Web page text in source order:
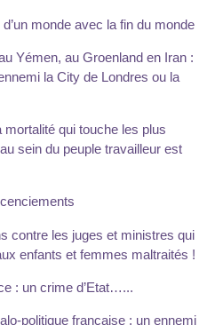
monde avec la fin du monde
Yémen, au Groenland en Iran :
la City de Londres ou la
qui touche les plus
sein du peuple travailleur est
contre les juges et ministres qui
enfants et femmes maltraités !
: un crime d’Etat…...
politique française : un ennemi